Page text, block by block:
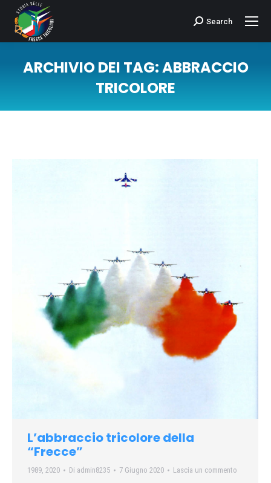
Cerca:Search
ARCHIVIO DEI TAG:ABBRACCIO
TRICOLORE
L’abbraccio tricolore della
“Frecce”
1989, 2020 Di admin8235 7 Giugno 2020 Lascia un commento